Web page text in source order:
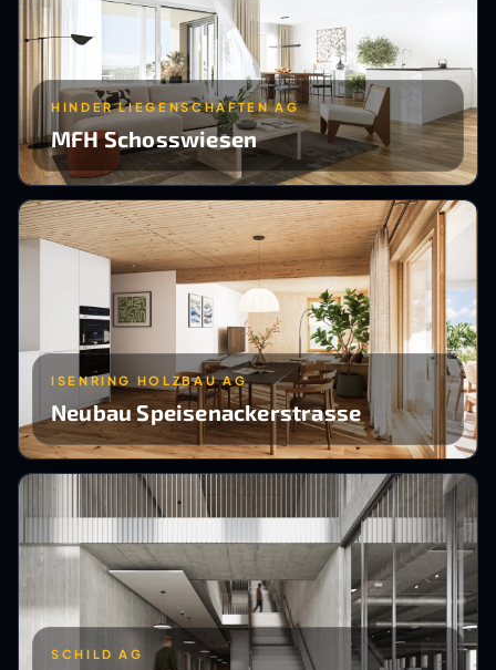
HINDER LIEGENSCHAFTEN AG
MFH Schosswiesen
ISENRING HOLZBAU AG
Neubau Speisenackerstrasse
SCHILD AG